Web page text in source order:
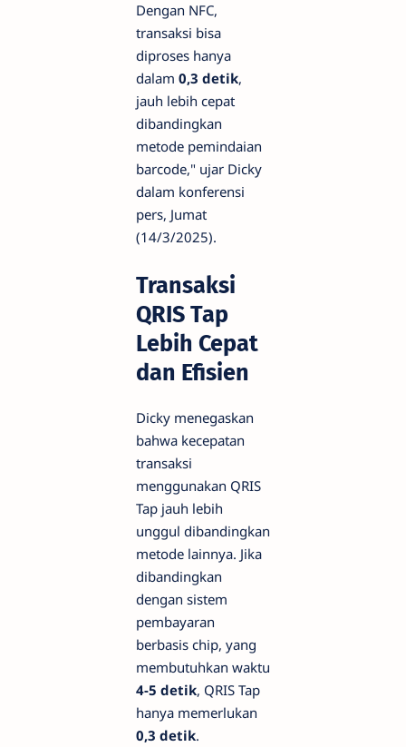
Dengan NFC,
transaksi bisa
diproses hanya
dalam 0,3 detik,
jauh lebih cepat
dibandingkan
metode pemindaian
barcode," ujar Dicky
dalam konferensi
pers, Jumat
(14/3/2025).
Transaksi
QRIS Tap
Lebih Cepat
dan Efisien
Dicky menegaskan
bahwa kecepatan
transaksi
menggunakan QRIS
Tap jauh lebih
unggul dibandingkan
metode lainnya. Jika
dibandingkan
dengan sistem
pembayaran
berbasis chip, yang
membutuhkan waktu
4-5 detik, QRIS Tap
hanya memerlukan
0,3 detik.